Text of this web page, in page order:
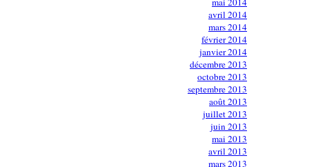
avril 2014
mars 2014
février 2014
janvier 2014
décembre 2013
octobre 2013
septembre 2013
août 2013
juillet 2013
juin 2013
mai 2013
avril 2013
mars 2013